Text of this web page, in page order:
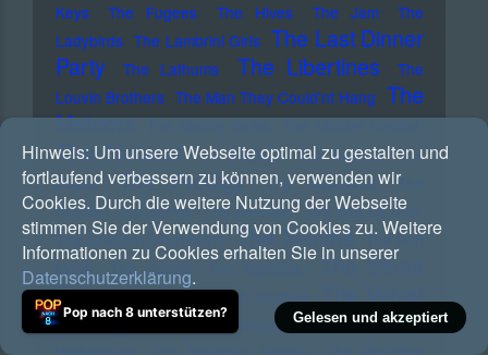
Keys
The Fugees The Hives The Jam
The
Ladybirds The Lambrini Girls The Last Dinner
Party
The Lathums The Libertines
The
Louvin Brothers The Man They Could'nt Hang The
Meteors
The Notwist The Platters The Pogues
The
Police
The Prodigy The Residents
The
Routes The Seeds The Selecter
The Sha La Das
The Smashing Pumpkins The Smiths
The Soft
Moon
The Sound
The Stone
Roses The Streets The Strokes The Velvet
Underground
The Ventures The Verve
The
Hinweis: Um unsere Webseite optimal zu gestalten und
fortlaufend verbessern zu können, verwenden wir
Cookies. Durch die weitere Nutzung der Webseite
stimmen Sie der Verwendung von Cookies zu. Weitere
Informationen zu Cookies erhalten Sie in unserer
Datenschutzerklärung.
Gelesen und akzeptiert
Pop nach 8 unterstützen?